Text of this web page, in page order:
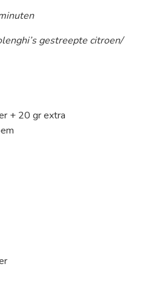
gestreepte citroen/
+ 20 gr extra